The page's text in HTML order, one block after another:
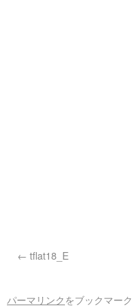
tflat18_E
パーマリンクをブックマーク